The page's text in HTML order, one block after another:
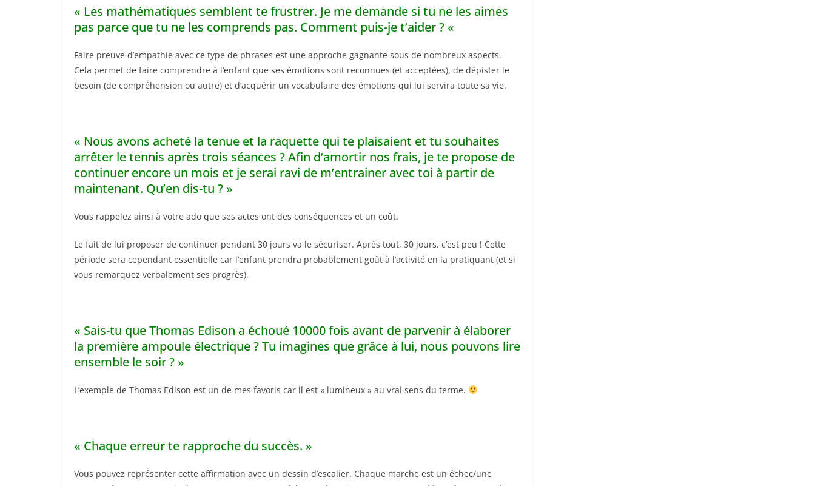
« Les mathématiques semblent te frustrer. Je me demande si tu ne les aimes
pas parce que tu ne les comprends pas. Comment puis-je t’aider ? «
Faire preuve d’empathie avec ce type de phrases est une approche gagnante sous de nombreux aspects.
Cela permet de faire comprendre à l’enfant que ses émotions sont reconnues (et acceptées), de dépister le
besoin (de compréhension ou autre) et d’acquérir un vocabulaire des émotions qui lui servira toute sa vie.
« Nous avons acheté la tenue et la raquette qui te plaisaient et tu souhaites
arrêter le tennis après trois séances ? Afin d’amortir nos frais, je te propose de
continuer encore un mois et je serai ravi de m’entrainer avec toi à partir de
maintenant. Qu’en dis-tu ? »
Vous rappelez ainsi à votre ado que ses actes ont des conséquences et un coût.
Le fait de lui proposer de continuer pendant 30 jours va le sécuriser. Après tout, 30 jours, c’est peu ! Cette
période sera cependant essentielle car l’enfant prendra probablement goût à l’activité en la pratiquant (et si
vous remarquez verbalement ses progrès).
« Sais-tu que Thomas Edison a échoué 10000 fois avant de parvenir à élaborer
la première ampoule électrique ? Tu imagines que grâce à lui, nous pouvons lire
ensemble le soir ? »
L’exemple de Thomas Edison est un de mes favoris car il est « lumineux » au vrai sens du terme.
« Chaque erreur te rapproche du succès. »
Vous pouvez représenter cette affirmation avec un dessin d’escalier. Chaque marche est un échec/une